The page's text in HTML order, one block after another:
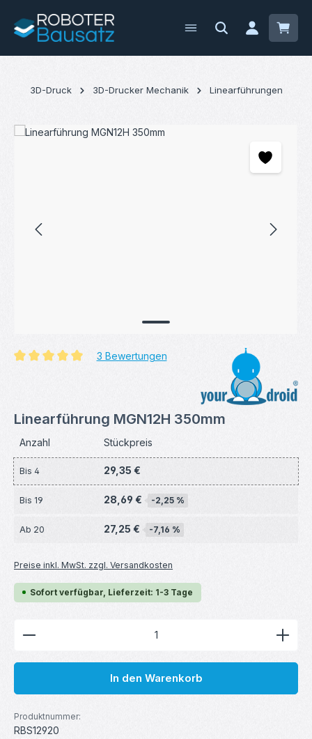
Zum Hauptinhalt springen
3D-Druck 3D-Drucker Mechanik Linearführungen
Bildergalerie überspringen
Durchschnittliche Bewertung von 5 von 5 Sternen
3 Bewertungen
Linearführung MGN12H 350mm
Anzahl Stückpreis
Bis 4 29,35 €
Bis 19 28,69 € -2,25 %
Ab 20 27,25 € -7,16 %
Preise inkl. MwSt. zzgl. Versandkosten
Sofort verfügbar, Lieferzeit: 1-3 Tage
Produkt Anzahl: Gib den gewünschten Wert ein
In den Warenkorb
Produktnummer:
RBS12920